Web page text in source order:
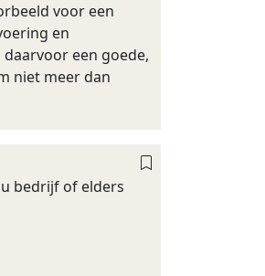
voor een
en
een goede,
niet meer dan
bedrijf of elders